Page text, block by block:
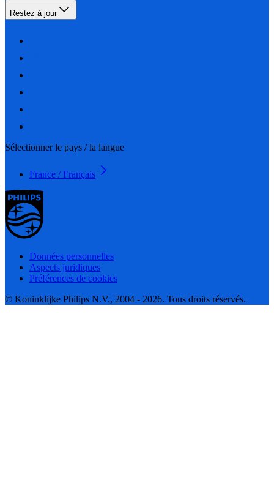
Restez à jour
Sélectionner le pays / la langue
France / Français
Données personnelles
Aspects juridiques
Préférences de cookies
© Koninklijke Philips N.V., 2004 - 2026. Tous droits réservés.